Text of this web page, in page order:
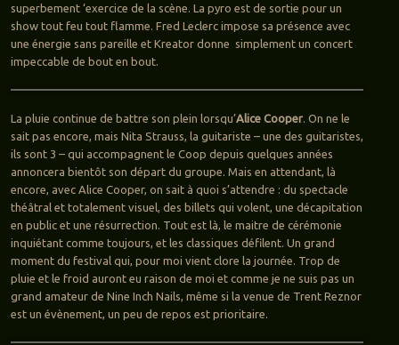
superbement ‘exercice de la scène. La pyro est de sortie pour un
show tout feu tout flamme. Fred Leclerc impose sa présence avec
une énergie sans pareille et Kreator donne simplement un concert
impeccable de bout en bout.
La pluie continue de battre son plein lorsqu’Alice Cooper. On ne le
sait pas encore, mais Nita Strauss, la guitariste – une des guitaristes,
ils sont 3 – qui accompagnent le Coop depuis quelques années
annoncera bientôt son départ du groupe. Mais en attendant, là
encore, avec Alice Cooper, on sait à quoi s’attendre : du spectacle
théâtral et totalement visuel, des billets qui volent, une décapitation
en public et une résurrection. Tout est là, le maitre de cérémonie
inquiétant comme toujours, et les classiques défilent. Un grand
moment du festival qui, pour moi vient clore la journée. Trop de
pluie et le froid auront eu raison de moi et comme je ne suis pas un
grand amateur de Nine Inch Nails, même si la venue de Trent Reznor
est un évènement, un peu de repos est prioritaire.